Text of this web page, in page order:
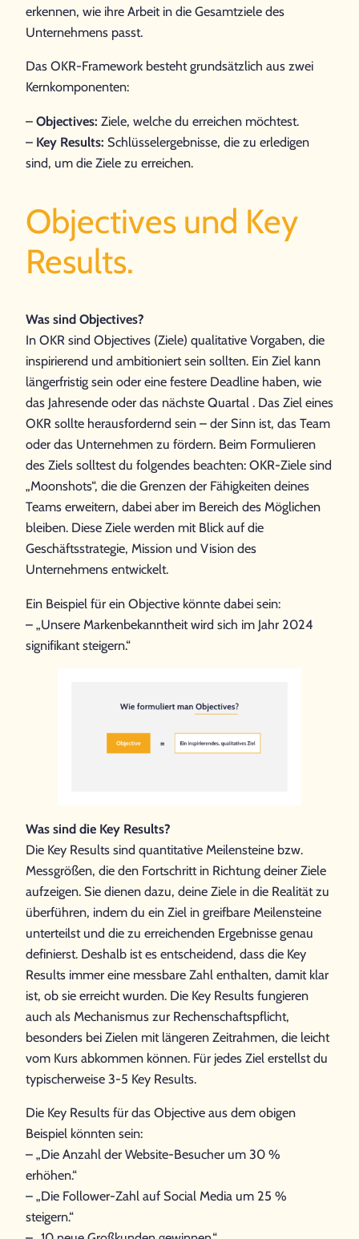
erkennen, wie ihre Arbeit in die Gesamtziele des
Unternehmens passt.
Das OKR-Framework besteht grundsätzlich aus zwei
Kernkomponenten:
– Objectives: Ziele, welche du erreichen möchtest.
– Key Results: Schlüsselergebnisse, die zu erledigen
sind, um die Ziele zu erreichen.
Objectives und Key
Results.
Was sind Objectives?
In OKR sind Objectives (Ziele) qualitative Vorgaben, die
inspirierend und ambitioniert sein sollten. Ein Ziel kann
längerfristig sein oder eine festere Deadline haben, wie
das Jahresende oder das nächste Quartal . Das Ziel eines
OKR sollte herausfordernd sein – der Sinn ist, das Team
oder das Unternehmen zu fördern. Beim Formulieren
des Ziels solltest du folgendes beachten: OKR-Ziele sind
„Moonshots“, die die Grenzen der Fähigkeiten deines
Teams erweitern, dabei aber im Bereich des Möglichen
bleiben. Diese Ziele werden mit Blick auf die
Geschäftsstrategie, Mission und Vision des
Unternehmens entwickelt.
Ein Beispiel für ein Objective könnte dabei sein:
– „Unsere Markenbekanntheit wird sich im Jahr 2024
signifikant steigern.“
Was sind die Key Results?
Die Key Results sind quantitative Meilensteine bzw.
Messgrößen, die den Fortschritt in Richtung deiner Ziele
aufzeigen. Sie dienen dazu, deine Ziele in die Realität zu
überführen, indem du ein Ziel in greifbare Meilensteine
unterteilst und die zu erreichenden Ergebnisse genau
definierst. Deshalb ist es entscheidend, dass die Key
Results immer eine messbare Zahl enthalten, damit klar
ist, ob sie erreicht wurden. Die Key Results fungieren
auch als Mechanismus zur Rechenschaftspflicht,
besonders bei Zielen mit längeren Zeitrahmen, die leicht
vom Kurs abkommen können. Für jedes Ziel erstellst du
typischerweise 3-5 Key Results.
Die Key Results für das Objective aus dem obigen
Beispiel könnten sein:
– „Die Anzahl der Website-Besucher um 30 %
erhöhen.“
– „Die Follower-Zahl auf Social Media um 25 %
steigern.“